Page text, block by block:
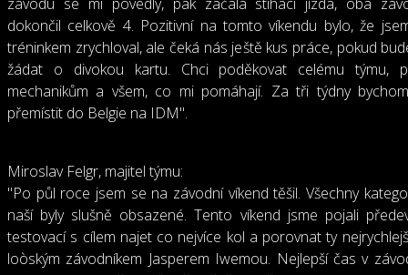
dokončil celkově 4. Pozitivní na tomto víkendu bylo, že
tréninkem zrychloval, ale čeká nás ještě kus práce, pokud
žádat o divokou kartu. Chci poděkovat celému týmu,
mechanikům a všem, co mi pomáhají. Za tři týdny
přemístit do Belgie na IDM".
Miroslav Felgr, majitel týmu:
"Po půl roce jsem se na závodní víkend těšil. Všechny
naší byly slušně obsazené. Tento víkend jsme pojali
testovací s cílem najet co nejvíce kol a porovnat ty
loòským závodníkem Jasperem Iwemou. Nejlepší čas v